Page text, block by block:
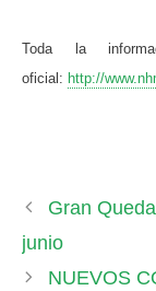
Toda la
oficial: http://
Gran
junio
NUEVOS